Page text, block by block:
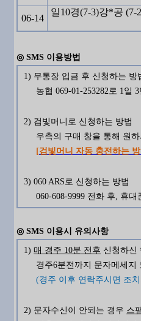
06-14
일10경(7-3)강*공
◎ SMS 이용방법
1) 무통장 입금 후 신청하는 방
농협 069-01-253282로 1일
2) 검빛머니로 신청하는 방법
우측의 구매 창을 통해 원
[검빛머니 자동 충전하는
3) 060 ARS로 신청하는 방법
060-608-9999 전화 후, 휴
◎ SMS 이용시 유의사항
1) 매 경주 10분 전후 신청하신
경주6분전까지 문자메세지
(경주 이후 연락주시면 조
2) 문자수신이 안되는 경우 스